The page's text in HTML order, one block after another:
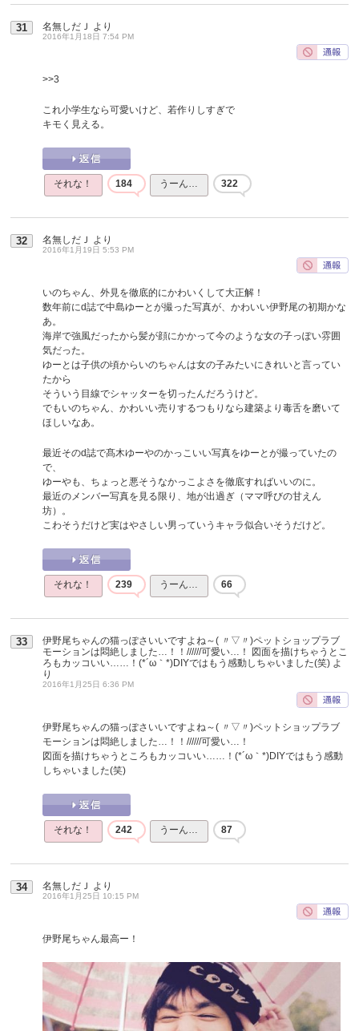
31 名無しだＪ より
2016年1月18日 7:54 PM
>>3
これ小学生なら可愛いけど、若作りしすぎで
キモく見える。
それな！ 184 うーん… 322
32 名無しだＪ より
2016年1月19日 5:53 PM
いのちゃん、外見を徹底的にかわいくして大正解！
数年前にd誌で中島ゆーとが撮った写真が、かわいい伊野尾の初期かな
あ。
海岸で強風だったから髪が顔にかかって今のような女の子っぽい雰囲
気だった。
ゆーとは子供の頃からいのちゃんは女の子みたいにきれいと言ってい
たから
そういう目線でシャッターを切ったんだろうけど。
でもいのちゃん、かわいい売りするつもりなら建築より毒舌を磨いて
ほしいなあ。
最近そのd誌で髙木ゆーやのかっこいい写真をゆーとが撮っていたの
で、
ゆーやも、ちょっと悪そうなかっこよさを徹底すればいいのに。
最近のメンバー写真を見る限り、地が出過ぎ（ママ呼びの甘えん
坊）。
こわそうだけど実はやさしい男っていうキャラ似合いそうだけど。
それな！ 239 うーん… 66
33
伊野尾ちゃんの猫っぽさいいですよね～( 〃▽〃)ペットショップラブ
モーションは悶絶しました…！！//////可愛い…！ 図面を描けちゃうとこ
ろもカッコいい……！(*´ω｀*)DIYではもう感動しちゃいました(笑) よ
り
2016年1月25日 6:36 PM
伊野尾ちゃんの猫っぽさいいですよね～( 〃▽〃)ペットショップラブ
モーションは悶絶しました…！！//////可愛い…！
図面を描けちゃうところもカッコいい……！(*´ω｀*)DIYではもう感動
しちゃいました(笑)
それな！ 242 うーん… 87
34 名無しだＪ より
2016年1月25日 10:15 PM
伊野尾ちゃん最高ー！